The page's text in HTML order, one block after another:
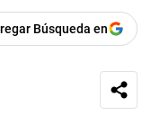
Búsqueda en